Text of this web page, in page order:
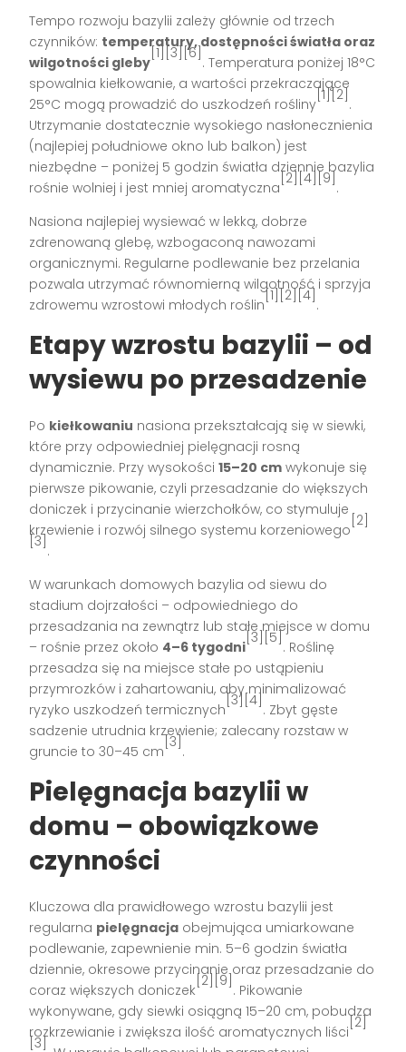
Tempo rozwoju bazylii zależy głównie od trzech
czynników: temperatury, dostępności światła oraz
wilgotności gleby
[1][3][6]
. Temperatura poniżej 18°C
spowalnia kiełkowanie, a wartości przekraczające
25°C mogą prowadzić do uszkodzeń rośliny
[1][2]
.
Utrzymanie dostatecznie wysokiego nasłonecznienia
(najlepiej południowe okno lub balkon) jest
niezbędne – poniżej 5 godzin światła dziennie bazylia
rośnie wolniej i jest mniej aromatyczna
[2][4][9]
.
Nasiona najlepiej wysiewać w lekką, dobrze
zdrenowaną glebę, wzbogaconą nawozami
organicznymi. Regularne podlewanie bez przelania
pozwala utrzymać równomierną wilgotność i sprzyja
zdrowemu wzrostowi młodych roślin
[1][2][4]
.
Etapy wzrostu bazylii – od
wysiewu po przesadzenie
Po kiełkowaniu nasiona przekształcają się w siewki,
które przy odpowiedniej pielęgnacji rosną
dynamicznie. Przy wysokości15–20 cm wykonuje się
pierwsze pikowanie, czyli przesadzanie do większych
doniczek i przycinanie wierzchołków, co stymuluje
krzewienie i rozwój silnego systemu korzeniowego
[2]
[3]
.
W warunkach domowych bazylia od siewu do
stadium dojrzałości – odpowiedniego do
przesadzania na zewnątrz lub stałe miejsce w domu
– rośnie przez około 4–6 tygodni
[3][5]
. Roślinę
przesadza się na miejsce stałe po ustąpieniu
przymrozków i zahartowaniu, aby minimalizować
ryzyko uszkodzeń termicznych
[3][4]
. Zbyt gęste
sadzenie utrudnia krzewienie; zalecany rozstaw w
gruncie to 30–45 cm
[3]
.
Pielęgnacja bazylii w
domu – obowiązkowe
czynności
Kluczowa dla prawidłowego wzrostu bazylii jest
regularna pielęgnacja obejmująca umiarkowane
podlewanie, zapewnienie min. 5–6 godzin światła
dziennie, okresowe przycinanie oraz przesadzanie do
coraz większych doniczek
[2][9]
. Pikowanie
wykonywane, gdy siewki osiągną 15–20 cm, pobudza
rozkrzewianie i zwiększa ilość aromatycznych liści
[2]
[3]